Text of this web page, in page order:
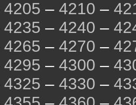
4205 – 4210 –
4235 – 4240 –
4265 – 4270 –
4295 – 4300 –
4325 – 4330 –